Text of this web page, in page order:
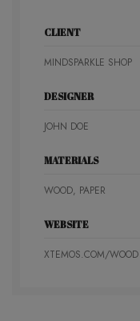
CLIENT
MINDSPARKLE SHOP
DESIGNER
JOHN DOE
MATERIALS
WOOD, PAPER
WEBSITE
XTEMOS.COM/WOOD